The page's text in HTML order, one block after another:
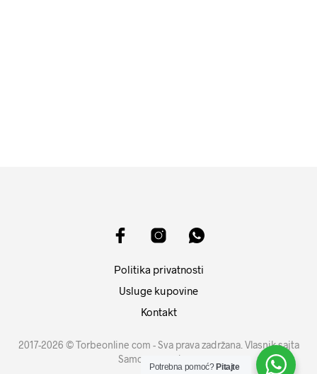
Politika privatnosti
Usluge kupovine
Kontakt
2017-2026 © Torbeonline com - Sva prava zadržana. Vlasnik sajta
Samouprava d.o.o.
Potrebna pomoć? Pitajte